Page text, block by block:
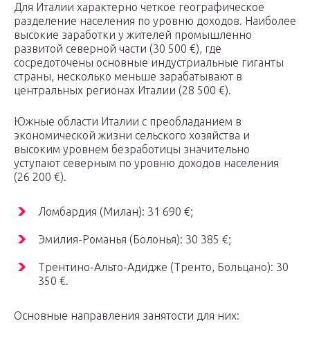
Для Италии характерно четкое географическое
разделение населения по уровню доходов. Наиболее
высокие заработки у жителей промышленно
развитой северной части (30 500 €), где
сосредоточены основные индустриальные гиганты
страны, несколько меньше зарабатывают в
центральных регионах Италии (28 500 €).
Южные области Италии с преобладанием в
экономической жизни сельского хозяйства и
высоким уровнем безработицы значительно
уступают северным по уровню доходов населения
(26 200 €).
Ломбардия (Милан): 31 690 €;
Эмилия-Романья (Болонья): 30 385 €;
Трентино-Альто-Адидже (Тренто, Больцано): 30
350 €.
Основные направления занятости для них: